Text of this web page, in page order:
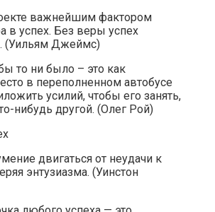
важнейшим фактором
в успех. Без веры успех
(Уильям Джеймс)
то ни было – это как
в переполненном автобусе
усилий, чтобы его занять,
нибудь другой. (Олег Рой)
двигаться от неудачи к
энтузиазма. (Уинстон